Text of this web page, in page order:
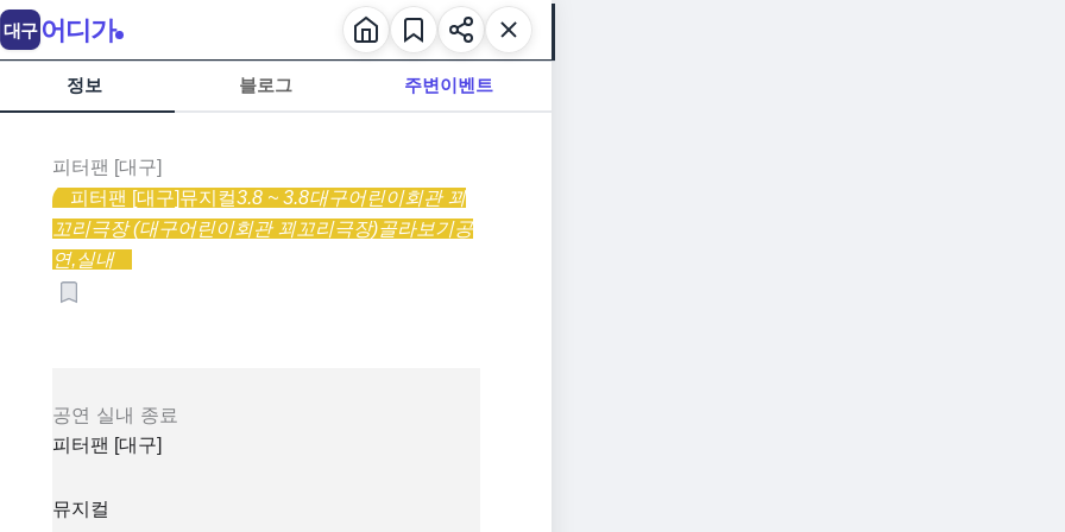
정보 블로그 주변이벤트
피터팬 [대구]
피터팬 [대구]뮤지컬3.8 ~ 3.8대구어린이회관 꾀
꼬리극장 (대구어린이회관 꾀꼬리극장)골라보기공
연,실내
공연 실내 종료
피터팬 [대구]
뮤지컬
대구 어디가